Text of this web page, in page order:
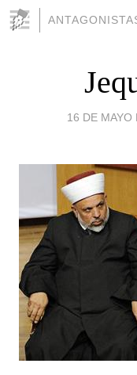
16 DE MAYO